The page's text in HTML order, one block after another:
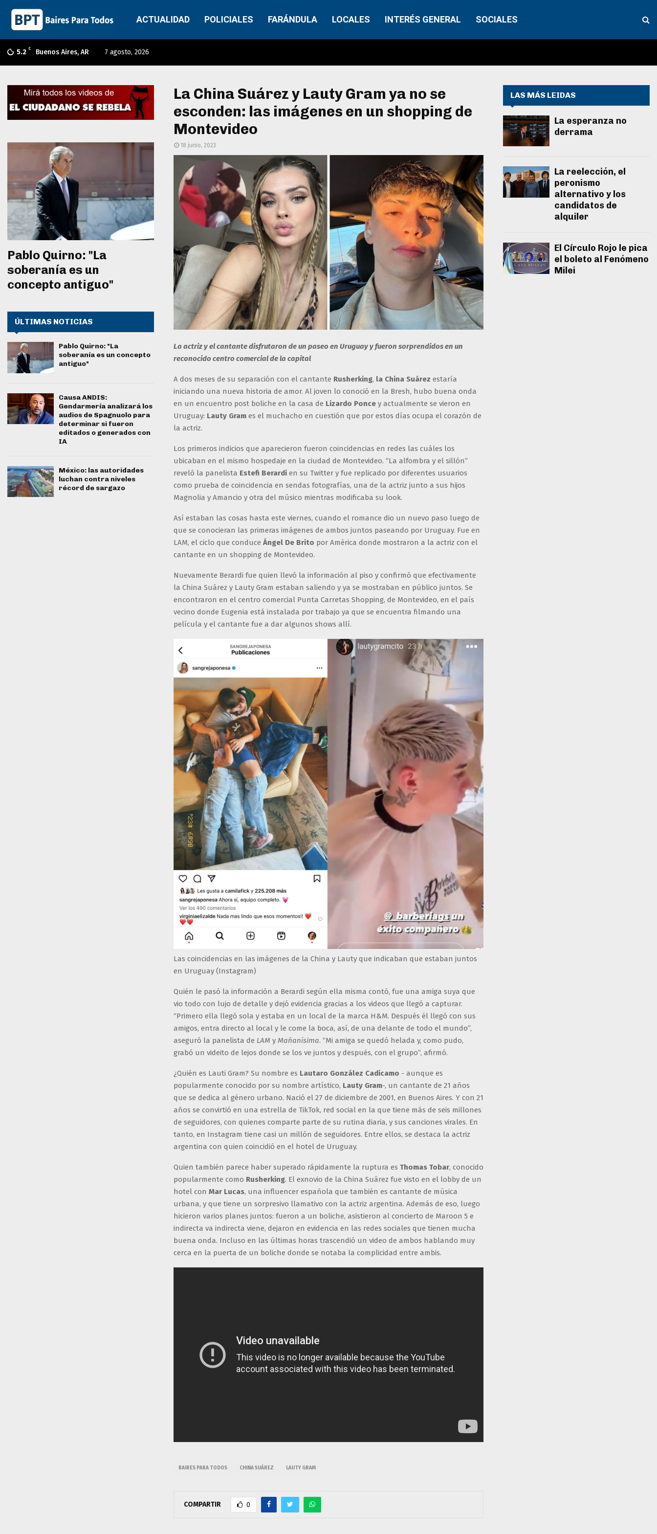
ACTUALIDAD POLICIALES FARÁNDULA LOCALES INTERÉS GENERAL SOCIALES
5.2 C Buenos Aires, AR 7 agosto, 2026
La China Suárez y Lauty Gram ya no se
esconden: las imágenes en un shopping de
Montevideo
18 junio, 2023
La actriz y el cantante disfrutaron de un paseo en Uruguay y fueron sorprendidos en un
reconocido centro comercial de la capital
A dos meses de su separación con el cantante Rusherking, la China Suárez estaría
iniciando una nueva historia de amor. Al joven lo conoció en la Bresh, hubo buena onda
en un encuentro post boliche en la casa de Lizardo Ponce y actualmente se vieron en
Uruguay: Lauty Gram es el muchacho en cuestión que por estos días ocupa el corazón de
la actriz.
Los primeros indicios que aparecieron fueron coincidencias en redes las cuáles los
ubicaban en el mismo hospedaje en la ciudad de Montevideo. “La alfombra y el sillón”
reveló la panelista Estefi Berardi en su Twitter y fue replicado por diferentes usuarios
como prueba de coincidencia en sendas fotografías, una de la actriz junto a sus hijos
Magnolia y Amancio y otra del músico mientras modificaba su look.
Así estaban las cosas hasta este viernes, cuando el romance dio un nuevo paso luego de
que se conocieran las primeras imágenes de ambos juntos paseando por Uruguay. Fue en
LAM, el ciclo que conduce Ángel De Brito por América donde mostraron a la actriz con el
cantante en un shopping de Montevideo.
Nuevamente Berardi fue quien llevó la información al piso y confirmó que efectivamente
la China Suárez y Lauty Gram estaban saliendo y ya se mostraban en público juntos. Se
encontraron en el centro comercial Punta Carretas Shopping, de Montevideo, en el país
vecino donde Eugenia está instalada por trabajo ya que se encuentra filmando una
película y el cantante fue a dar algunos shows allí.
Las coincidencias en las imágenes de la China y Lauty que indicaban que estaban juntos
en Uruguay (Instagram)
Quién le pasó la información a Berardi según ella misma contó, fue una amiga suya que
vio todo con lujo de detalle y dejó evidencia gracias a los videos que llegó a capturar.
“Primero ella llegó sola y estaba en un local de la marca H&M. Después él llegó con sus
amigos, entra directo al local y le come la boca, así, de una delante de todo el mundo”,
aseguró la panelista de LAM y Mañanísima. “Mi amiga se quedó helada y, como pudo,
grabó un videito de lejos donde se los ve juntos y después, con el grupo”, afirmó.
¿Quién es Lauti Gram? Su nombre es Lautaro González Cadicamo - aunque es
popularmente conocido por su nombre artístico, Lauty Gram-, un cantante de 21 años
que se dedica al género urbano. Nació el 27 de diciembre de 2001, en Buenos Aires. Y con 21
años se convirtió en una estrella de TikTok, red social en la que tiene más de seis millones
de seguidores, con quienes comparte parte de su rutina diaria, y sus canciones virales. En
tanto, en Instagram tiene casi un millón de seguidores. Entre ellos, se destaca la actriz
argentina con quien coincidió en el hotel de Uruguay.
Quien también parece haber superado rápidamente la ruptura es Thomas Tobar, conocido
popularmente como Rusherking. El exnovio de la China Suárez fue visto en el lobby de un
hotel con Mar Lucas, una influencer española que también es cantante de música
urbana, y que tiene un sorpresivo llamativo con la actriz argentina. Además de eso, luego
hicieron varios planes juntos: fueron a un boliche, asistieron al concierto de Maroon 5 e
indirecta va indirecta viene, dejaron en evidencia en las redes sociales que tienen mucha
buena onda. Incluso en las últimas horas trascendió un video de ambos hablando muy
cerca en la puerta de un boliche donde se notaba la complicidad entre ambis.
BAIRES PARA TODOS CHINA SUÁREZ LAUTY GRAM
COMPARTIR 0
Pablo Quirno: "La
soberanía es un
concepto antiguo"
ÚLTIMAS NOTICIAS
Pablo Quirno: "La
soberanía es un concepto
antiguo"
Causa ANDIS:
Gendarmería analizará los
audios de Spagnuolo para
determinar si fueron
editados o generados con
IA
México: las autoridades
luchan contra niveles
récord de sargazo
LAS MÁS LEIDAS
La esperanza no
derrama
La reelección, el
peronismo
alternativo y los
candidatos de
alquiler
El Círculo Rojo le pica
el boleto al Fenómeno
Milei